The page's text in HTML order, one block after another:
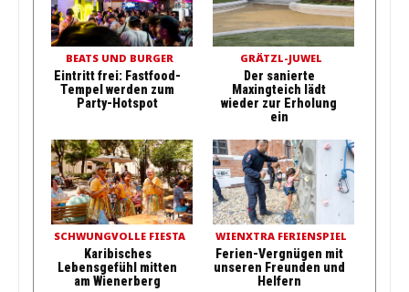
BEATS UND BURGER
Eintritt frei: Fastfood-
Tempel werden zum
Party-Hotspot
GRÄTZL-JUWEL
Der sanierte
Maxingteich lädt
wieder zur Erholung
ein
SCHWUNGVOLLE FIESTA
Karibisches
Lebensgefühl mitten
am Wienerberg
WIENXTRA FERIENSPIEL
Ferien-Vergnügen mit
unseren Freunden und
Helfern